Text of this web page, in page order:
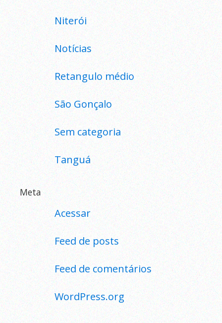
Niterói
Notícias
Retangulo médio
São Gonçalo
Sem categoria
Tanguá
Meta
Acessar
Feed de posts
Feed de comentários
WordPress.org